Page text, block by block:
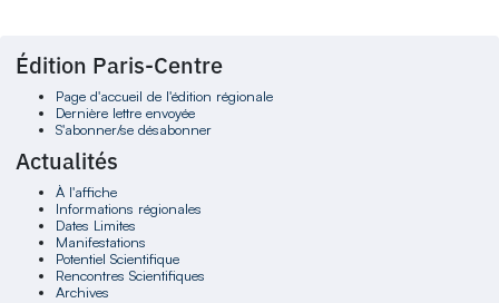
Édition Paris-Centre
Page d'accueil de l'édition régionale
Dernière lettre envoyée
S'abonner/se désabonner
Actualités
À l'affiche
Informations régionales
Dates Limites
Manifestations
Potentiel Scientifique
Rencontres Scientifiques
Archives